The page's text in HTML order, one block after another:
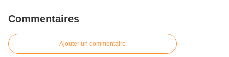
Commentaires
Ajouter un commentaire